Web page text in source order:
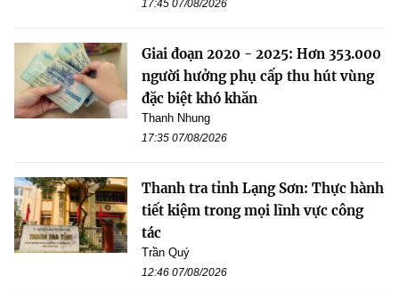
17:45 07/08/2026
Giai đoạn 2020 - 2025: Hơn 353.000
người hưởng phụ cấp thu hút vùng
đặc biệt khó khăn
Thanh Nhung
17:35 07/08/2026
Thanh tra tỉnh Lạng Sơn: Thực hành
tiết kiệm trong mọi lĩnh vực công
tác
Trần Quý
12:46 07/08/2026